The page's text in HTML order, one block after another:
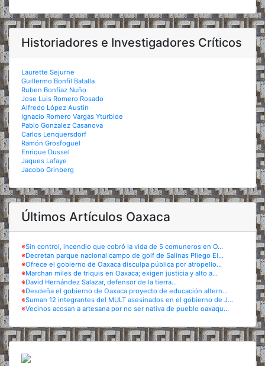
Historiadores e Investigadores Críticos
Laurette Sejurne
Guillermo Bonfil Batalla
Ruben Bonfiaz Nuño
Jose Luis Romero Rosado
Alfredo López Austin
Ignacio Romero Vargas Yturbide
Pablo Gonzalez Casanova
Carlos Lenquersdorf
Ramón Grosfoguel
Enrique Dussel
Jaques Lafaye
Jacobo Grinberg
Últimos Artículos Oaxaca
※Sin control, incendio que cobró la vida de 5 comuneros en O...
※Decretan parque nacional campo de golf de Salinas Pliego El...
※Ofrece el gobierno de Oaxaca disculpa pública por atropello...
※Marchan miles de triquis en Oaxaca; exigen justicia y alto a...
※David Hernández Salazar, defensor de la tierra...
※Desdeña el gobierno de Oaxaca proyecto de educación altern...
※Suman 12 integrantes del MULT asesinados en el gobierno de J...
※Vecinos acosan a artesana por no ser nativa de pueblo oaxaqu...